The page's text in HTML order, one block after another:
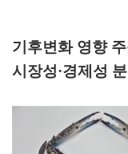
기후변화 영향
시장성·경제성